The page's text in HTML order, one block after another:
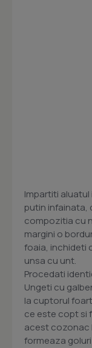
Impartiti aluatul
putin infainata,
compozitia cu
margini o
foaia, inchideti
unsa cu unt.
Procedati
Ungeti cu
la cuptorul
ce este copt si
acest cozonac
formeaza